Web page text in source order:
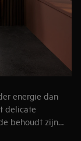
energie dan
delicate
behoudt zijn